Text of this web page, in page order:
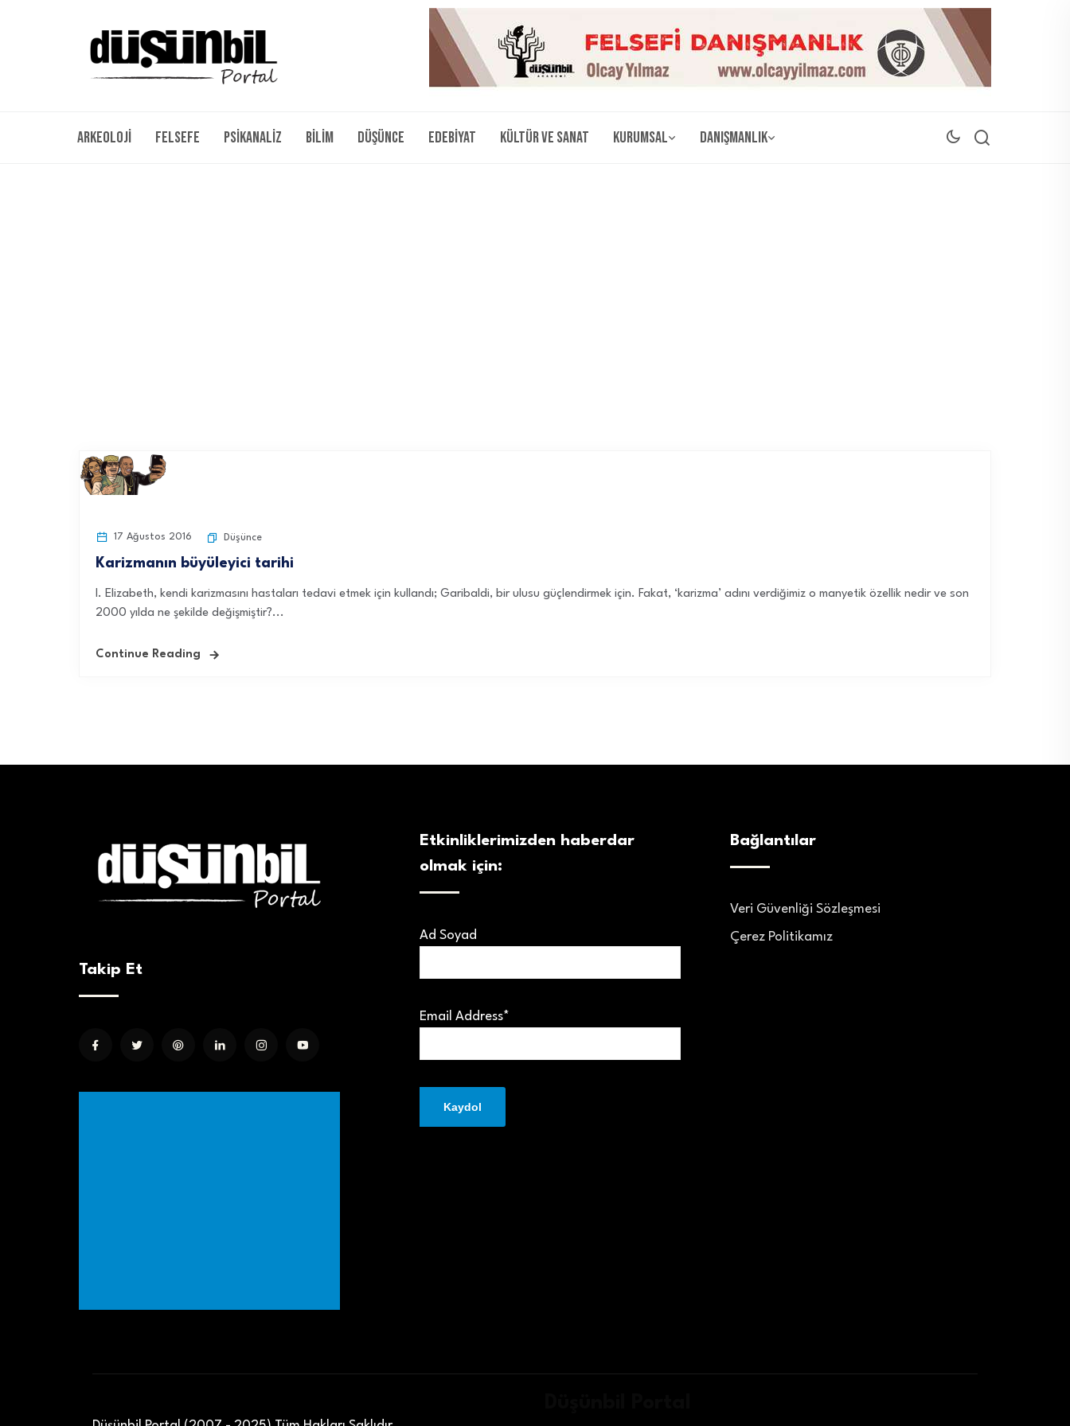
Arkeoloji Felsefe Psikanaliz Bilim Düşünce Edebiyat Kültür ve Sanat Kurumsal Danışmanlık
17 Ağustos 2016 Düşünce
Karizmanın büyüleyici tarihi
I. Elizabeth, kendi karizmasını hastaları tedavi etmek için kullandı; Garibaldi, bir ulusu güçlendirmek için. Fakat, ‘karizma’ adını verdiğimiz o manyetik özellik nedir ve son
2000 yılda ne şekilde değişmiştir?...
Continue Reading
Takip Et
Etkinliklerimizden haberdar
olmak için:
Ad Soyad
Email Address*
Bağlantılar
Veri Güvenliği Sözleşmesi
Çerez Politikamız